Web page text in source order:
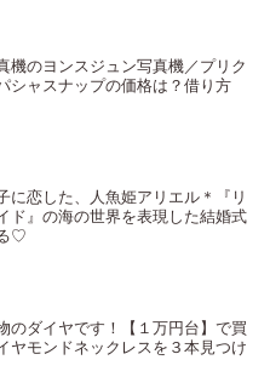
機のヨンスジュン写真機／プリク
シャスナップの価格は？借り方
に恋した、人魚姫アリエル＊『リ
ド』の海の世界を表現した結婚式
♡
のダイヤです！【１万円台】で買
ヤモンドネックレスを３本見つけ